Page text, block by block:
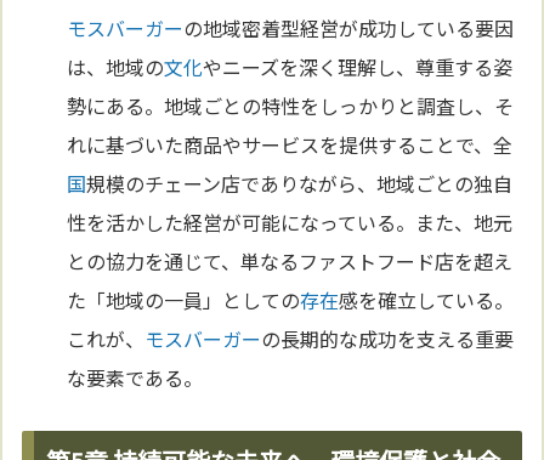
モスバーガーの地域密着型経営が成功している要因
は、地域の文化やニーズを深く理解し、尊重する姿
勢にある。地域ごとの特性をしっかりと調査し、そ
れに基づいた商品やサービスを提供することで、全
国規模のチェーン店でありながら、地域ごとの独自
性を活かした経営が可能になっている。また、地元
との協力を通じて、単なるファストフード店を超え
た「地域の一員」としての存在感を確立している。
これが、 モスバーガーの長期的な成功を支える重要
な要素である。